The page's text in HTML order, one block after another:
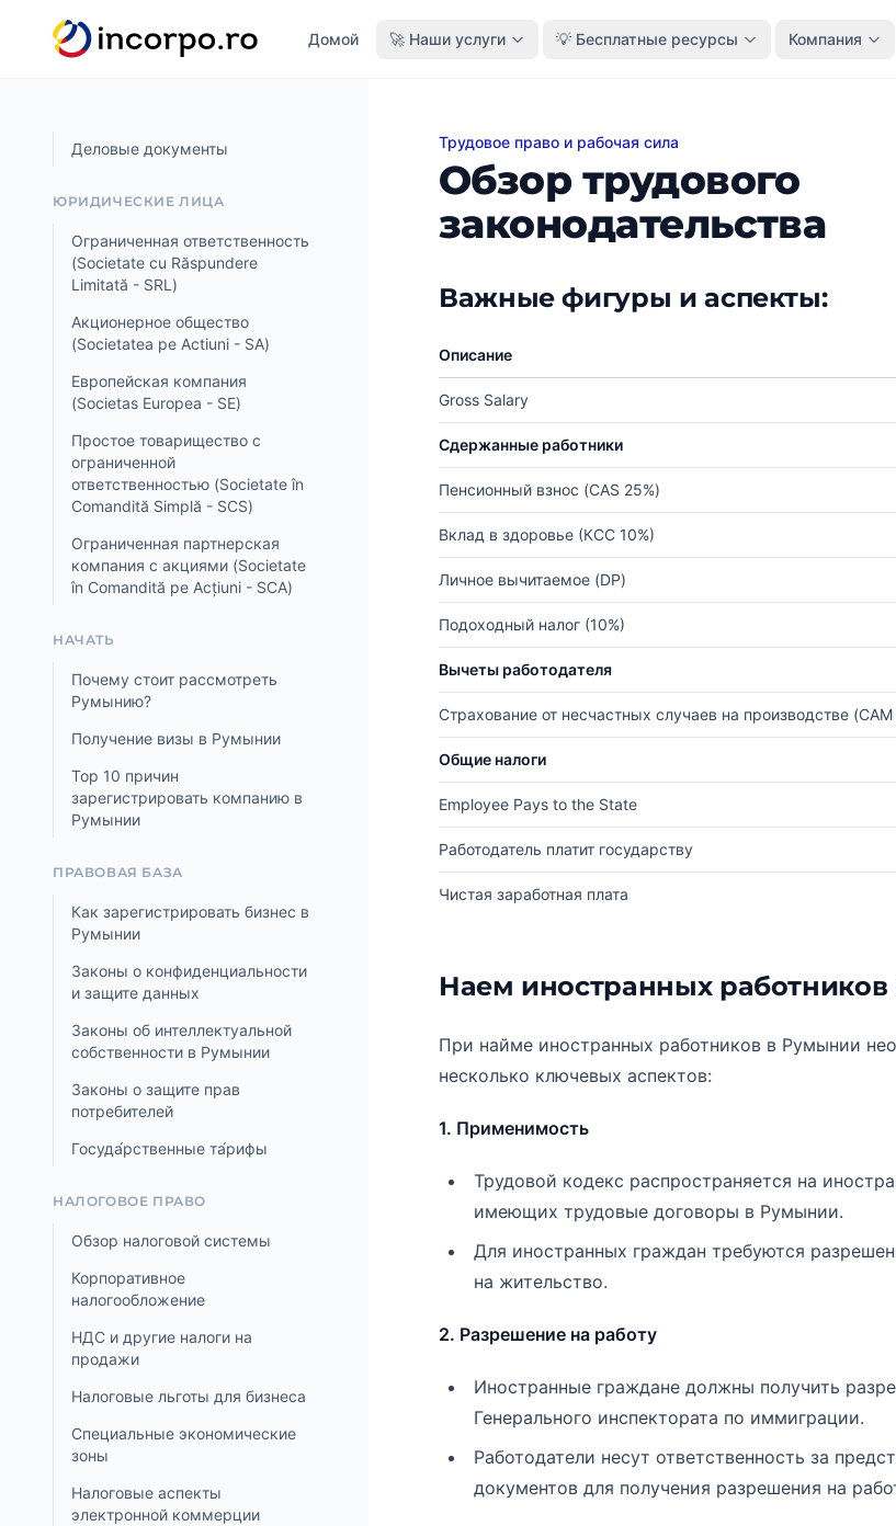
контенту
Домой 🚀 Наши услуги 💡 Бесплатные ресурсы Компания
Деловые документы
ЮРИДИЧЕСКИЕ ЛИЦА
Ограниченная ответственность
(Societate cu Răspundere
Limitată - SRL)
Акционерное общество
(Societatea pe Actiuni - SA)
Европейская компания
(Societas Europea - SE)
Простое товарищество с
ограниченной
ответственностью (Societate în
Comandită Simplă - SCS)
Ограниченная партнерская
компания с акциями (Societate
în Comandită pe Acțiuni - SCA)
НАЧАТЬ
Почему стоит рассмотреть
Румынию?
Получение визы в Румынии
Top 10 причин
зарегистрировать компанию в
Румынии
ПРАВОВАЯ БАЗА
Как зарегистрировать бизнес в
Румынии
Законы о конфиденциальности
и защите данных
Законы об интеллектуальной
собственности в Румынии
Законы о защите прав
потребителей
Госуда́рственные та́рифы
НАЛОГОВОЕ ПРАВО
Обзор налоговой системы
Корпоративное
налогообложение
НДС и другие налоги на
продажи
Налоговые льготы для бизнеса
Специальные экономические
зоны
Налоговые аспекты
электронной коммерции
Обзор трудового законодательства
Трудовое право и рабочая сила
Обзор трудового
законодательства
Важные фигуры и аспекты:
Описание
Gross Salary
Сдержанные работники
Пенсионный взнос (CAS 25%)
Вклад в здоровье (КСС 10%)
Личное вычитаемое (DP)
Подоходный налог (10%)
Вычеты работодателя
Страхование от несчастных случаев на производстве (CAM
Общие налоги
Employee Pays to the State
Работодатель платит государству
Чистая заработная плата
Наем иностранных
При найме иностранных работников в Румынии
несколько ключевых аспектов:
1. Применимость
Трудовой кодекс распространяется на
имеющих трудовые договоры в Румынии.
Для иностранных граждан требуются
на жительство.
2. Разрешение на работу
Иностранные граждане должны получить
Генерального инспектората по иммиграции.
Работодатели несут ответственность за
документов для получения разрешения на